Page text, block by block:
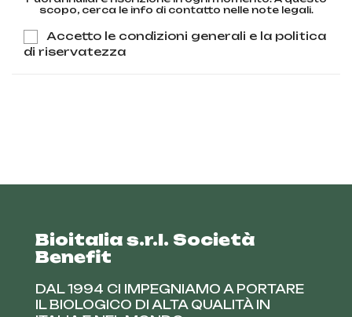
scopo, cerca le info di contatto nelle note legali.
Accetto le condizioni generali e la politica
di riservatezza
Bioitalia s.r.l. Società
Benefit
DAL 1994 CI IMPEGNIAMO A PORTARE
IL BIOLOGICO DI ALTA QUALITÀ IN